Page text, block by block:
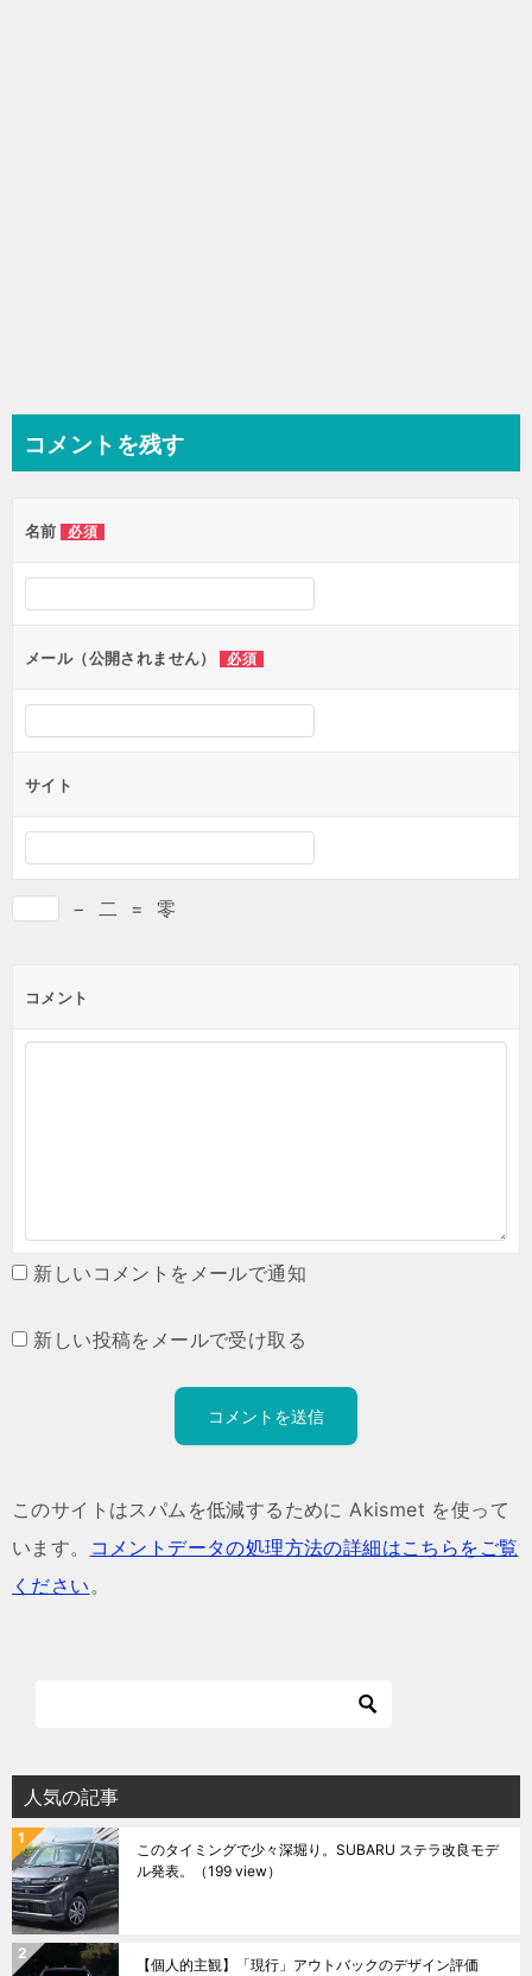
コメントを残す
名前 必須
メール（公開されません） 必須
サイト
− 二 = 零
コメント
新しいコメントをメールで通知
新しい投稿をメールで受け取る
このサイトはスパムを低減するために Akismet を使って
います。
コメントデータの処理方法の詳細はこちらをご覧
ください。
人気の記事
このタイミングで少々深堀り。SUBARU ステラ改良モデ
ル発表。
（199 view）
【個人的主観】「現行」アウトバックのデザイン評価